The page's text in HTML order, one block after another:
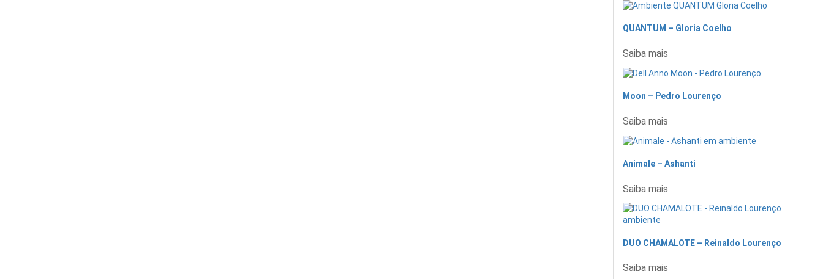
QUANTUM – Gloria Coelho
Saiba mais
Moon – Pedro Lourenço
Saiba mais
Animale – Ashanti
Saiba mais
DUO CHAMALOTE – Reinaldo Lourenço
Saiba mais